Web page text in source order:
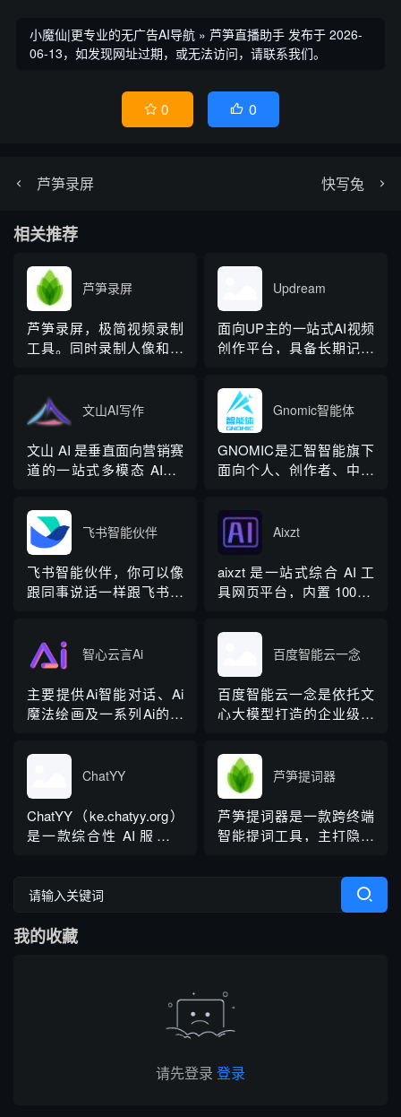
小魔仙|更专业的无广告AI导航 » 芦笋直播助手 发布于 2026-
06-13，如发现网址过期，或无法访问，请联系我们。
 0  0
芦笋录屏 快写兔
相关推荐
芦笋录屏
芦笋录屏，极简视频录制
工具。同时录制人像和屏
频一键分享，在线剪辑
等。
Updream
面向UP主的一站式AI视频
创作平台，具备长期记忆
布，支持从灵感到成片全
流程创作
文山AI写作
文山 AI 是垂直面向营销赛
道的一站式多模态 AIGC
成，依托深度学习算法学
习用户创作风格，适配新
闻稿、产品文案、广告宣
传等各类营销文体。内置
十大类海量行业模板，覆
求...
Gnomic智能体
GNOMIC是汇智智能旗下
面向个人、创作者、中小
流平台，依托
HzClaw（大龙虾）底层框
架，无需代码，仅自然语
言即可搭建专属 AI 工作
流，覆盖内容创作、办公
度订阅方...
飞书智能伙伴
飞书智能伙伴，你可以像
跟同事说话一样跟飞书智
创作，让你的工作更高
效、更愉悦。
Aixzt
aixzt 是一站式综合 AI 工
具网页平台，内置 100 余
创作、AI 绘画、图像优
化、商业分析、教学、生
活娱乐、网文小说全品类
功能，无需多工具切换，
仅通过网页即可完成文案
智心云言Ai
主要提供Ai智能对话、Ai
魔法绘画及一系列Ai的深
供了极大的便捷。
百度智能云一念
百度智能云一念是依托文
心大模型打造的企业级全
于百度智能云七大行业大
模型应用矩阵，聚焦内容
生产、管理、审核、推荐
全流程服务。平台开箱即
用，可灵活对接各类业务
帮助企业降本增效、提...
ChatYY
ChatYY（ke.chatyy.org）
是一款综合性 AI 服务平
搭载 Chat4o-mini 等主流
用工具，一站式满足聊天
芦笋提词器
芦笋提词器是一款跨终端
智能提词工具，主打隐形
创作能力，可适配直播、
授课、演讲、面试、视频
拍摄等多种场景，能有效
外界开放合作伙伴招募。
芦笋提词器平...
我的收藏
请先登录 登录